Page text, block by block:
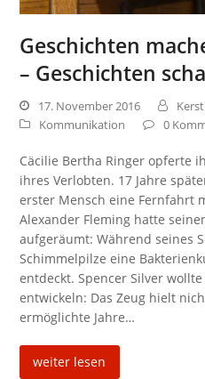
Geschichten
– Geschichten
17. November 2016
Kommunikation
0
Cäcilie Bertha Ringer opferte
ihres Verlobten. 17 Jahre
erster Mensch eine Fernfahrt
Alexander Fleming hatte
aufgeräumt: Während seines
Schimmelpilze eine
entdeckt. Spencer Silver
entwickeln: Das Zeug hielt
ermöglichte Jahre…
weiter lesen